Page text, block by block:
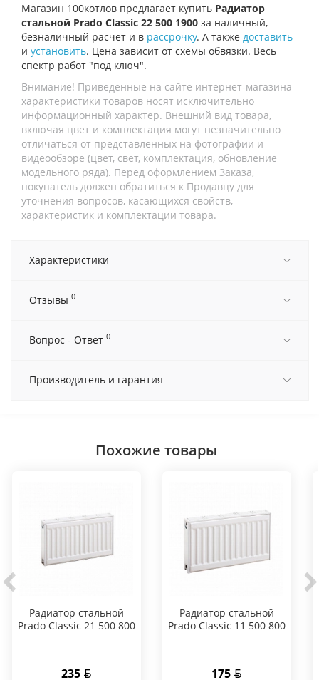
Магазин 100котлов предлагает купить Радиатор
стальной Prado Classic 22 500 1900 за наличный,
безналичный расчет и в рассрочку. А также доставить
и установить. Цена зависит от схемы обвязки. Весь
спектр работ "под ключ".
Внимание! Приведенные на сайте интернет-магазина
характеристики товаров носят исключительно
информационный характер. Внешний вид товара,
включая цвет и комплектация могут незначительно
отличаться от представленных на фотографии и
видеообзоре (цвет, свет, комплектация, обновление
модельного ряда). Перед оформлением Заказа,
покупатель должен обратиться к Продавцу для
уточнения вопросов, касающихся свойств,
характеристик и комплектации товара.
Характеристики
Отзывы 0
Вопрос - Ответ 0
Производитель и гарантия
Похожие товары
Радиатор стальной
Prado Classic 21 500 800
235
Радиатор стальной
Prado Classic 11 500 800
175